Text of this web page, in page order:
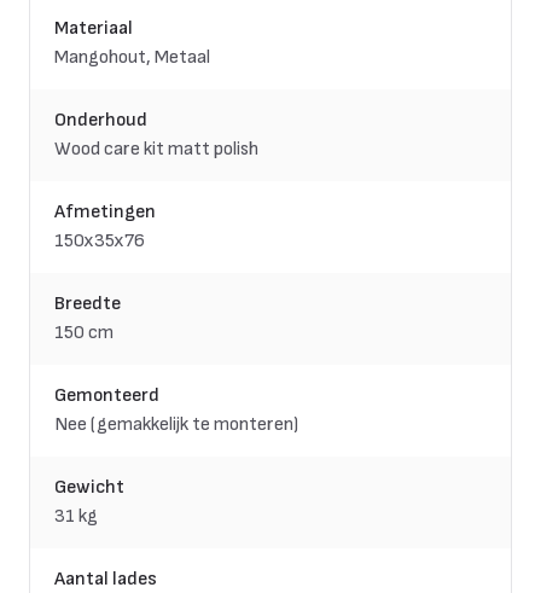
Materiaal
Mangohout, Metaal
Onderhoud
Wood care kit matt polish
Afmetingen
150x35x76
Breedte
150 cm
Gemonteerd
Nee (gemakkelijk te monteren)
Gewicht
31 kg
Aantal lades